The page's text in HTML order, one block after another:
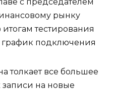
рынку
тестирования
график подключения
толкает все большее
записи на новые